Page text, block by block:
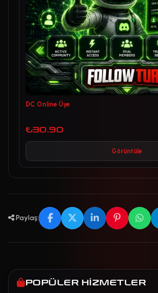
DC Online Üye
₺30.90
Görüntüle
Paylaş:
POPÜLER HIZMETLER